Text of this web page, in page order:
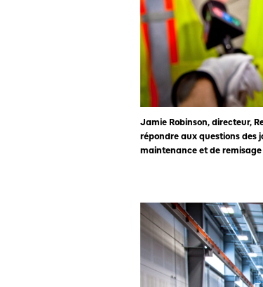
Jamie Robinson, directeur,
répondre aux questions des
maintenance et de remisage